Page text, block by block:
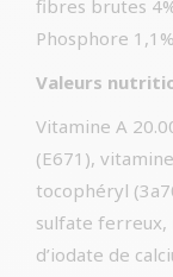
fibres brutes
Phosphore 1,1%
Valeurs
Vitamine A
(E671),
tocophéryl
sulfate ferreux,
d’iodate de